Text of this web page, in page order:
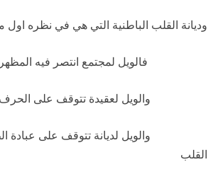
وديانة القلب الباطنية التي هي في نظره اول
فالويل لمجتمع انتصر فيه المظهر
والويل لعقيدة تتوقف على الحرف
والويل لديانة تتوقف على عبادة
القلب